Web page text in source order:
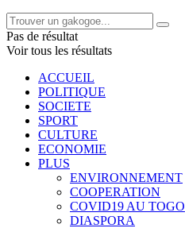
Pas de résultat
Voir tous les résultats
ACCUEIL
POLITIQUE
SOCIETE
SPORT
CULTURE
ECONOMIE
PLUS
ENVIRONNEMENT
COOPERATION
COVID19 AU TOGO
DIASPORA